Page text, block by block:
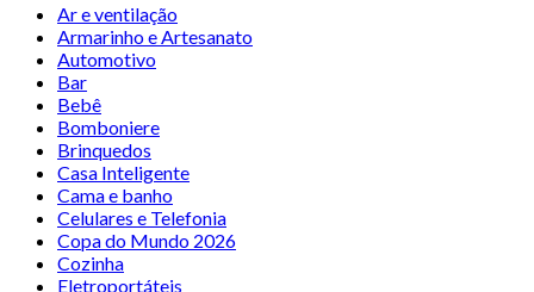
Ar e ventilação
Armarinho e Artesanato
Automotivo
Bar
Bebê
Bomboniere
Brinquedos
Casa Inteligente
Cama e banho
Celulares e Telefonia
Copa do Mundo 2026
Cozinha
Eletroportáteis